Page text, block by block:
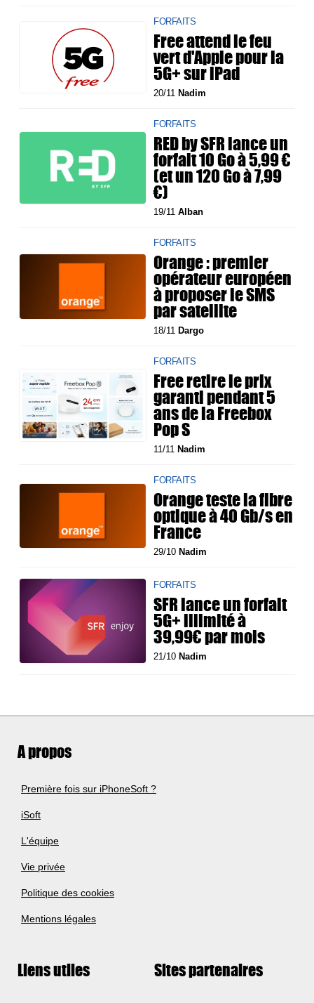
FORFAITS
Free attend le feu
vert d'Apple pour la
5G+ sur iPad
20/11 Nadim
FORFAITS
RED by SFR lance un
forfait 10 Go à 5,99 €
(et un 120 Go à 7,99
€)
19/11Alban
FORFAITS
Orange : premier
opérateur européen
à proposer le SMS
par satellite
18/11 Dargo
FORFAITS
Free retire le prix
garanti pendant 5
ans de la Freebox
Pop S
11/11 Nadim
FORFAITS
Orange teste la fibre
optique à 40 Gb/s en
France
29/10 Nadim
FORFAITS
SFR lance un forfait
5G+ illimité à
39,99€ par mois
21/10 Nadim
A propos
Première fois sur iPhoneSoft ?
iSoft
L'équipe
Vie privée
Politique des cookies
Mentions légales
Liens utiles Sites partenaires